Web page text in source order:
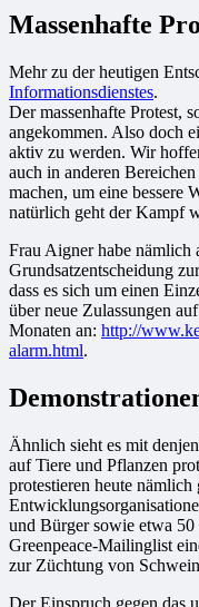
Massenhafte
Mehr zu der heutigen
Informationsdienstes.
Der massenhafte Protest,
angekommen. Also doch
aktiv zu werden. Wir
auch in anderen
machen, um eine bessere
natürlich geht der Kampf
Frau Aigner habe nämlich
Grundsatzentscheidung
dass es sich um einen
über neue Zulassungen
Monaten an: http://
alarm.html.
Ähnlich sieht es mit
auf Tiere und Pflanzen
protestieren heute
und Bürger sowie etwa 50
Greenpeace-Mailinglist
zur Züchtung von
Der Einspruch gegen das